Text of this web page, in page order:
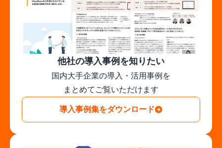
他社の導入事例を知りたい
国内大手企業の導入・活用事例を
まとめてご覧いただけます
導入事例集をダウンロード